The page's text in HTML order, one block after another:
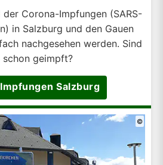
Corona-Impfungen (SARS-
in Salzburg und den Gauen
nachgesehen werden. Sind
schon geimpft?
Salzburg
©